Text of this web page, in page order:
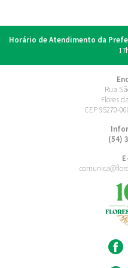
Horário de Atendimento da
Rua
Flores
CEP 95270-
(54)